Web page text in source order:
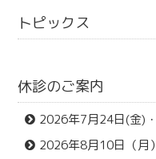
トピックス
休診のご案内
2026年7月24日(金)
2026年8月10日（